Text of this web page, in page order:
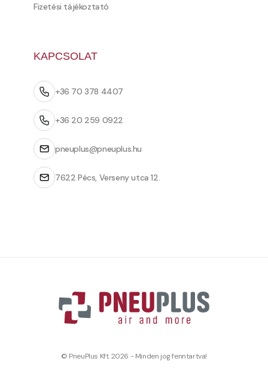
Fizetési tájékoztató
KAPCSOLAT
+36 70 378 4407
+36 20 259 0922
pneuplus@pneuplus.hu
7622 Pécs, Verseny utca 12.
© PneuPlus Kft. 2026 - Minden jog fenntartva!